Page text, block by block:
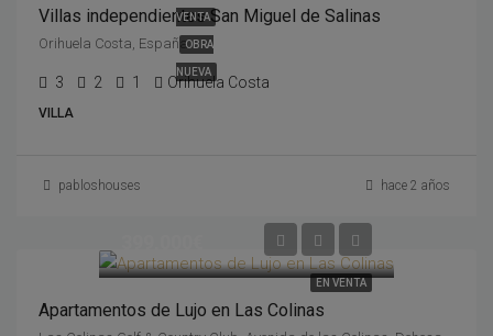
VENTA
OBRA
NUEVA
Villas independientes San Miguel de Salinas
Orihuela Costa, España
3 2 1 Orihuela Costa
VILLA
pabloshouses hace 2 años
EN VENTA
Apartamentos de Lujo en Las Colinas